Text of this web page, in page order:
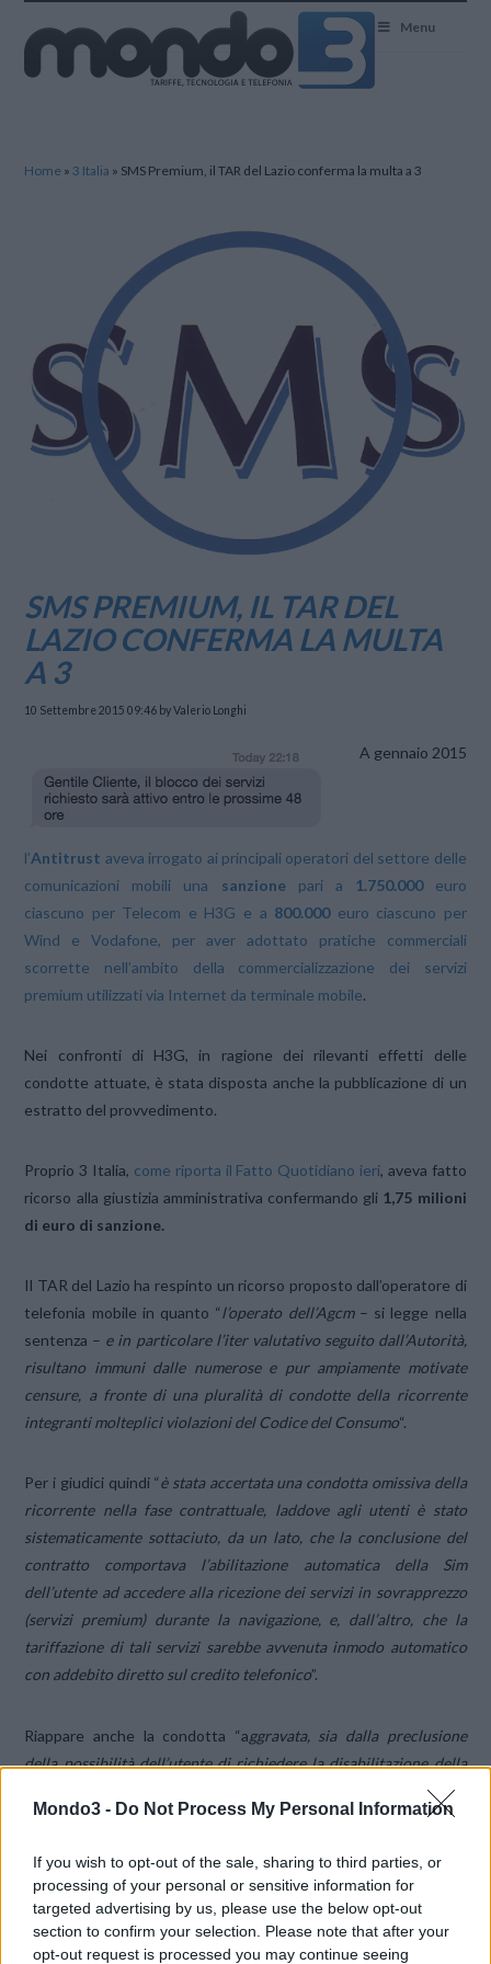
Mondo3 - Do Not Process My Personal Information
If you wish to opt-out of the sale, sharing to third parties, or
processing of your personal or sensitive information for
targeted advertising by us, please use the below opt-out
section to confirm your selection. Please note that after your
opt-out request is processed you may continue seeing
Menu
Home »3 Italia » SMS Premium, il TAR del Lazio conferma la multa a 3
SMS PREMIUM, IL TAR DEL
LAZIO CONFERMA LA MULTA
A 3
10 Settembre 2015 09:46 by Valerio Longhi
A gennaio 2015
l’Antitrust aveva irrogato ai principali operatori del settore delle
comunicazioni mobili una sanzionepari a 1.750.000euro
ciascuno per Telecom e H3G e a 800.000euro ciascuno per
Wind e Vodafone, per aver adottato pratiche commerciali
scorrette nell’ambito della commercializzazione dei servizi
premium utilizzati via Internet da terminale mobile.
Nei confronti di H3G, in ragione dei rilevanti effetti delle
condotte attuate, è stata disposta anche la pubblicazione di un
estratto del provvedimento.
Proprio 3 Italia, come riporta il Fatto Quotidiano ieri, aveva fatto
ricorso alla giustizia amministrativa confermando gli 1,75 milioni
di euro di sanzione.
Il TAR del Lazio ha respinto un ricorso proposto dall’operatore di
telefonia mobile in quanto “l’operato dell’Agcm– si legge nella
sentenza – e in particolare l’iter valutativo seguito dall’Autorità,
risultano immuni dalle numerose e pur ampiamente motivate
censure, a fronte di una pluralità di condotte della ricorrente
integranti molteplici violazioni del Codice del Consumo“.
Per i giudici quindi “è stata accertata una condotta omissiva della
ricorrente nella fase contrattuale, laddove agli utenti è stato
sistematicamente sottaciuto, da un lato, che la conclusione del
contratto comportava l’abilitazione automatica della Sim
dell’utente ad accedere alla ricezione dei servizi in sovrapprezzo
(servizi premium) durante la navigazione, e, dall’altro, che la
tariffazione di tali servizi sarebbe avvenuta inmodo automatico
con addebito diretto sul credito telefonico”.
Riappare anche la condotta “aggravata, sia dalla preclusione
della possibilità dell’utente di richiedere la disabilitazione della
possibile bloccare i servizi
premium via 133, ndr), sia, e prima ancora, dalla omessa
momento della sottoscrizione del contratto, circa la predetta
impossibilità”.